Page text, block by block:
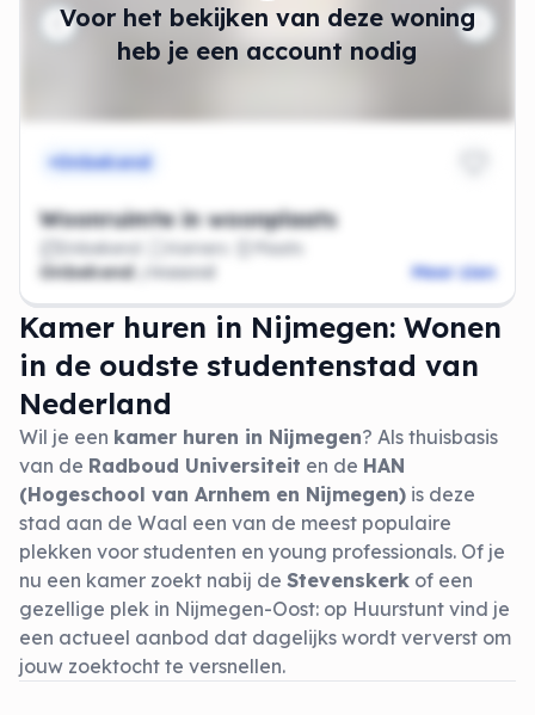
Voor het bekijken van deze woning
heb je een account nodig
Onbekend
Woonruimte in woonplaats
Onbekend Kamers
Plaats
Onbekend
/maand Meer zien
Kamer huren in Nijmegen: Wonen
in de oudste studentenstad van
Nederland
Wil je een kamer huren in Nijmegen? Als thuisbasis
van de Radboud Universiteit en de HAN
(Hogeschool van Arnhem en Nijmegen) is deze
stad aan de Waal een van de meest populaire
plekken voor studenten en young professionals. Of je
nu een kamer zoekt nabij de Stevenskerk of een
gezellige plek in Nijmegen-Oost: op Huurstunt vind je
een actueel aanbod dat dagelijks wordt ververst om
jouw zoektocht te versnellen.